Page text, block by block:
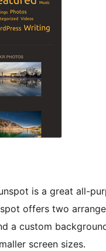
is a great all-
offers two
a custom
screen sizes.